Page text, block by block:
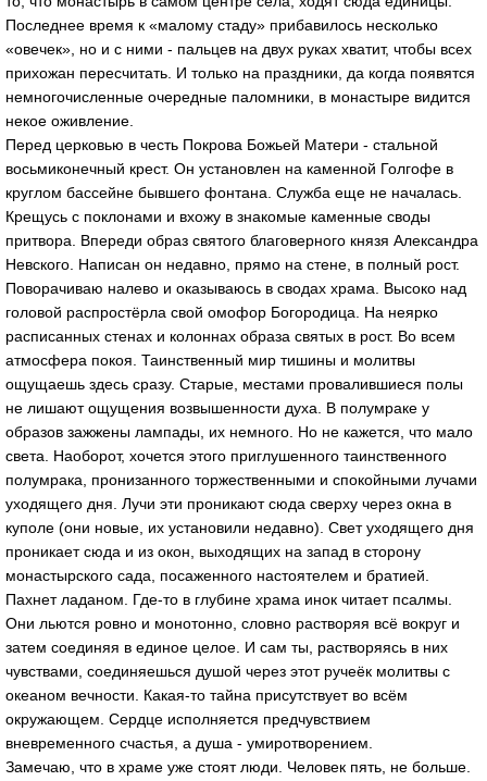
Последнее время к «малому стаду» прибавилось несколько
«овечек», но и с ними - пальцев на двух руках хватит, чтобы всех
прихожан пересчитать. И только на праздники, да когда появятся
немногочисленные очередные паломники, в монастыре видится
некое оживление.
Перед церковью в честь Покрова Божьей Матери - стальной
восьмиконечный крест. Он установлен на каменной Голгофе в
круглом бассейне бывшего фонтана. Служба еще не началась.
Крещусь с поклонами и вхожу в знакомые каменные своды
притвора. Впереди образ святого благоверного князя Александра
Невского. Написан он недавно, прямо на стене, в полный рост.
Поворачиваю налево и оказываюсь в сводах храма. Высоко над
головой распростёрла свой омофор Богородица. На неярко
расписанных стенах и колоннах образа святых в рост. Во всем
атмосфера покоя. Таинственный мир тишины и молитвы
ощущаешь здесь сразу. Старые, местами провалившиеся полы
не лишают ощущения возвышенности духа. В полумраке у
образов зажжены лампады, их немного. Но не кажется, что мало
света. Наоборот, хочется этого приглушенного таинственного
полумрака, пронизанного торжественными и спокойными лучами
уходящего дня. Лучи эти проникают сюда сверху через окна в
куполе (они новые, их установили недавно). Свет уходящего дня
проникает сюда и из окон, выходящих на запад в сторону
монастырского сада, посаженного настоятелем и братией.
Пахнет ладаном. Где-то в глубине храма инок читает псалмы.
Они льются ровно и монотонно, словно растворяя всё вокруг и
затем соединяя в единое целое. И сам ты, растворяясь в них
чувствами, соединяешься душой через этот ручеёк молитвы с
океаном вечности. Какая-то тайна присутствует во всём
окружающем. Сердце исполняется предчувствием
вневременного счастья, а душа - умиротворением.
Замечаю, что в храме уже стоят люди. Человек пять, не больше.